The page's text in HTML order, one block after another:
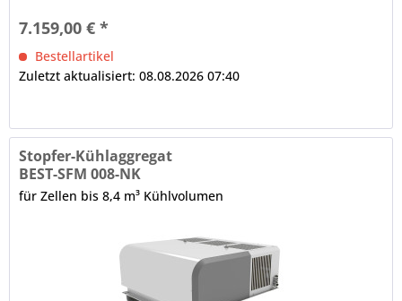
7.159,00 € *
Bestellartikel
Zuletzt aktualisiert: 08.08.2026 07:40
Stopfer-Kühlaggregat
BEST-SFM 008-NK
für Zellen bis 8,4 m³ Kühlvolumen